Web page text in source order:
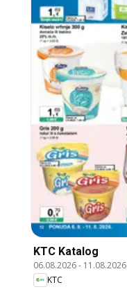
KTC Katalog
06.08.2026- 11.08.2026
KTC